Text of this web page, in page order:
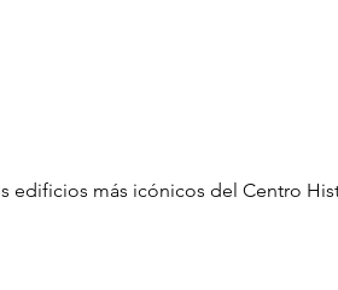
edificios más icónicos del Centro